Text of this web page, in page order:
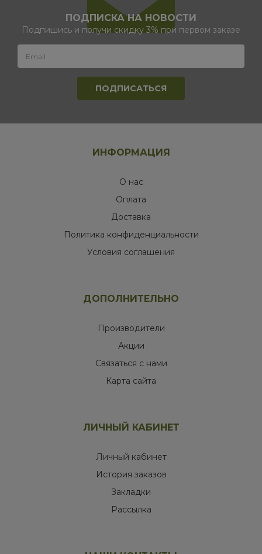
ПОДПИСКА НА НОВОСТИ
Подпишись и получи скидку 3% при первом заказе
ИНФОРМАЦИЯ
О нас
Оплата
Доставка
Политика конфиденциальности
Условия соглашения
ДОПОЛНИТЕЛЬНО
Производители
Акции
Связаться с нами
Карта сайта
ЛИЧНЫЙ КАБИНЕТ
Личный кабинет
История заказов
Закладки
Рассылка